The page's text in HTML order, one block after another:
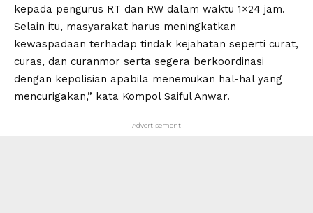
kepada pengurus RT dan RW dalam waktu 1×24 jam.
Selain itu, masyarakat harus meningkatkan
kewaspadaan terhadap tindak kejahatan seperti curat,
curas, dan curanmor serta segera berkoordinasi
dengan kepolisian apabila menemukan hal-hal yang
mencurigakan,” kata Kompol Saiful Anwar.
- Advertisement -